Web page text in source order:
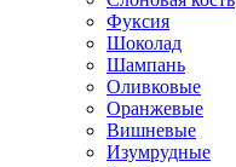
Фуксия
Шоколад
Шампань
Оливковые
Оранжевые
Вишневые
Изумрудные